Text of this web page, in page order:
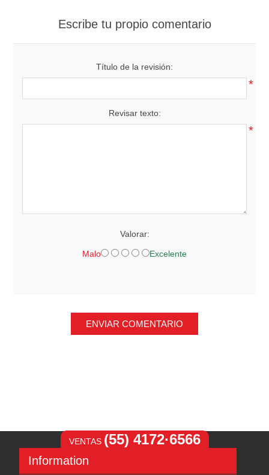
Escribe tu propio comentario
Título de la revisión:
*
Revisar texto:
*
Valorar:
Malo Excelente
ENVIAR COMENTARIO
VENTAS (55) 4172·6566
Information